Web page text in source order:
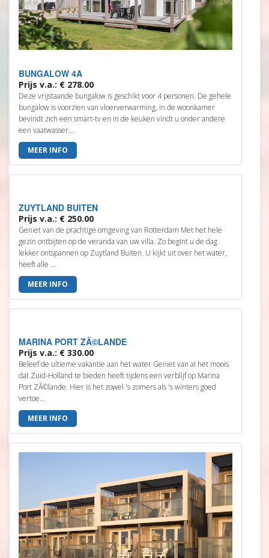
BUNGALOW 4A
Prijs v.a.: € 278.00
Deze vrijstaande bungalow is geschikt voor 4 personen. De gehele
bungalow is voorzien van vloerverwarming, in de woonkamer
bevindt zich een smart-tv en in de keuken vindt u onder andere
een vaatwasser...
MEER INFO
ZUYTLAND BUITEN
Prijs v.a.: € 250.00
Geniet van de prachtige omgeving van Rotterdam Met het hele
gezin ontbijten op de veranda van uw villa. Zo begint u de dag
lekker ontspannen op Zuytland Buiten. U kijkt uit over het water,
heeft alle ...
MEER INFO
MARINA PORT ZÃ©LANDE
Prijs v.a.: € 330.00
Beleef de ultieme vakantie aan het water Geniet van al het moois
dat Zuid-Holland te bieden heeft tijdens een verblijf op Marina
Port ZÃ©lande. Hier is het zowel 's zomers als 's winters goed
vertoe...
MEER INFO